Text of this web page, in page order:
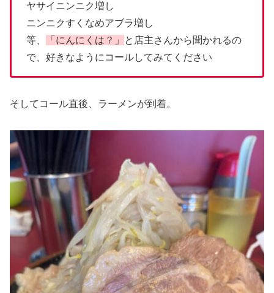
ヤサイニンニク増し
ニンニクすくなめアブラ増し
等、
「にんにくは？」
と店主さんから聞かれるの
で、好きなようにコールしてみてください
そしてコール直後、ラーメンが到着。